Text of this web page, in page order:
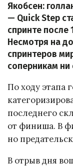
Якобсен:
— Quick Step
спринте после
Несмотря на
спринтеров
соперникам
По ходу этапа
последнего
от финиша. В
но
В отрыв дня